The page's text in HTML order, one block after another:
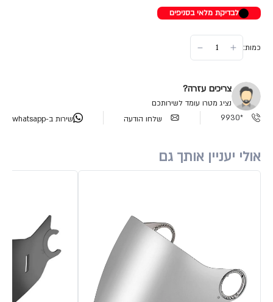
לבדיקת מלאי בסניפים
כמות:
צריכים עזרה?
נציג מטרו עומד לשירותכם
*9930
שלחו הודעה שירות ב-whatsapp
אולי יעניין אותך גם